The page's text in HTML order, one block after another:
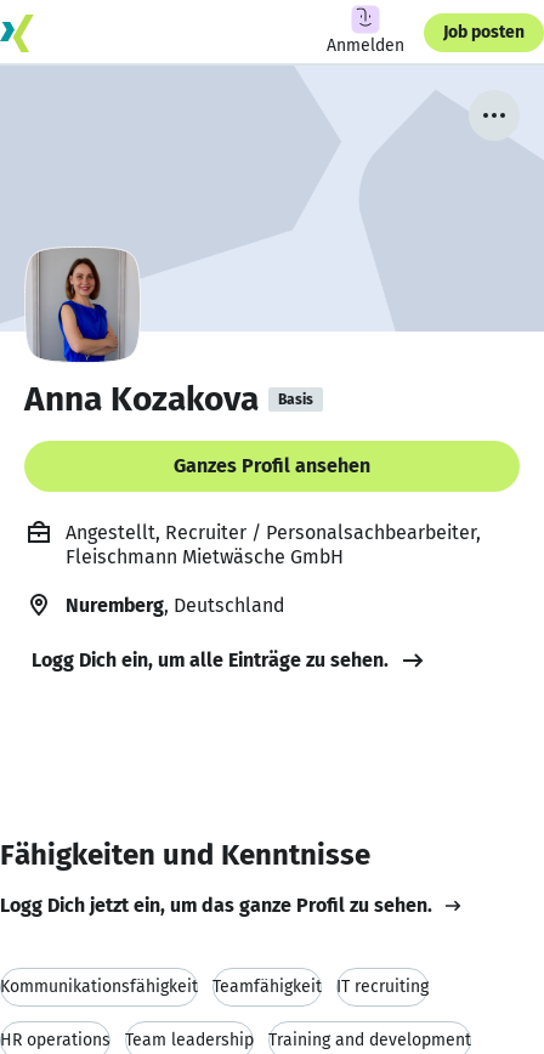
Anmelden
Job posten
Anna Kozakova Basis
Ganzes Profil ansehen
Angestellt, Recruiter / Personalsachbearbeiter,
Fleischmann Mietwäsche GmbH
Nuremberg, Deutschland
Logg Dich ein, um alle Einträge zu sehen.
Fähigkeiten und Kenntnisse
Logg Dich jetzt ein, um das ganze Profil zu sehen.
Kommunikationsfähigkeit Teamfähigkeit IT recruiting
HR operations Team leadership Training and development